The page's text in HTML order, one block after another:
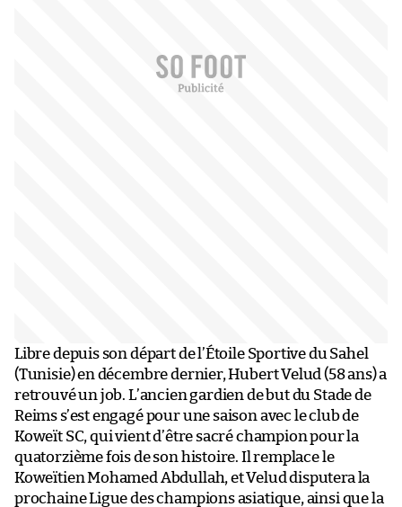
Libre depuis son départ de l’Étoile Sportive du Sahel
(Tunisie) en décembre dernier, Hubert Velud (58 ans) a
retrouvé un job. L’ancien gardien de but du Stade de
Reims s’est engagé pour une saison avec le club de
Koweït SC, qui vient d’être sacré champion pour la
quatorzième fois de son histoire. Il remplace le
Koweïtien Mohamed Abdullah, et Velud disputera la
prochaine Ligue des champions asiatique, ainsi que la